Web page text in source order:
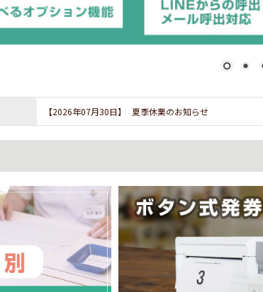
【2026年07月30日】 夏季休業のお知らせ